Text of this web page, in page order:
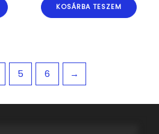
KOSÁRBA TESZEM
5 6 →